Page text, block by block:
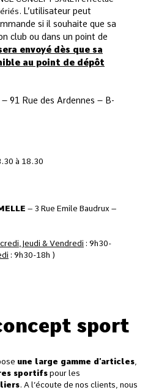
L’utilisateur peut
si il souhaite que sa
club ou dans un point de
envoyé dès que sa
au point de dépôt
– 91 Rue des Ardennes – B-
à 18.30
– 3 Rue Emile Baudrux –
& Vendredi : 9h30-
: 9h30-18h )
sport
une large gamme d’articles
sportifs pour les
. A l’écoute de nos clients, nous